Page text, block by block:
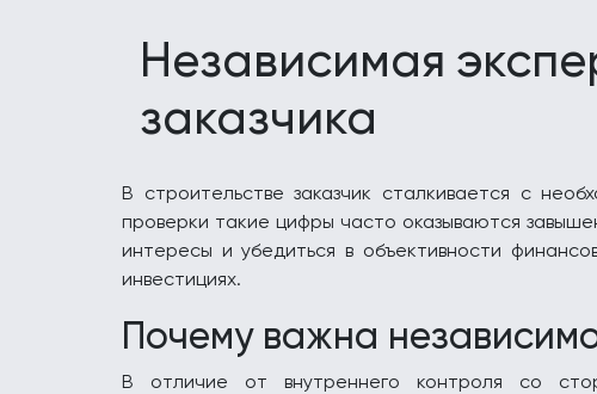
Независимая
заказчика
В строительстве заказчик сталкивается с
проверки такие цифры часто оказываются
интересы и убедиться в объективности
инвестициях.
Почему важна
В отличие от внутреннего контроля со